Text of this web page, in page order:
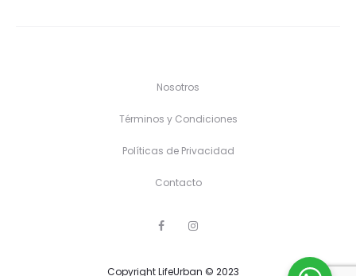
Nosotros
Términos y Condiciones
Políticas de Privacidad
Contacto
b
a
Copyright LifeUrban © 2023